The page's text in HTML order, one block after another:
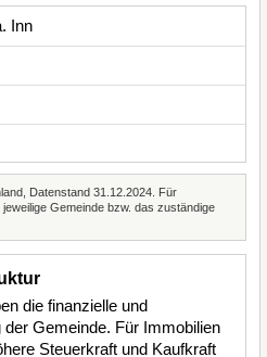
Inn
Datenstand 31.12.2024. Für
Gemeinde bzw. das zuständige
die finanzielle und
Gemeinde. Für Immobilien
Steuerkraft und Kaufkraft